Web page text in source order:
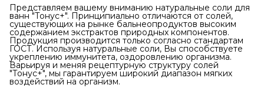
Представляем вашему вниманию натуральные соли для
ванн "Тонус+". Принципиально отличаются от солей,
существующих на рынке бальнеопродуктов высоким
содержанием экстрактов природных компонентов.
Продукция производится только согласно стандартам
ГОСТ. Используя натуральные соли, Вы способствуете
укреплению иммунитета, оздоровлению организма.
Варьируя и меняя рецептурную структуру солей
"Тонус+", мы гарантируем широкий диапазон мягких
воздействий на организм.